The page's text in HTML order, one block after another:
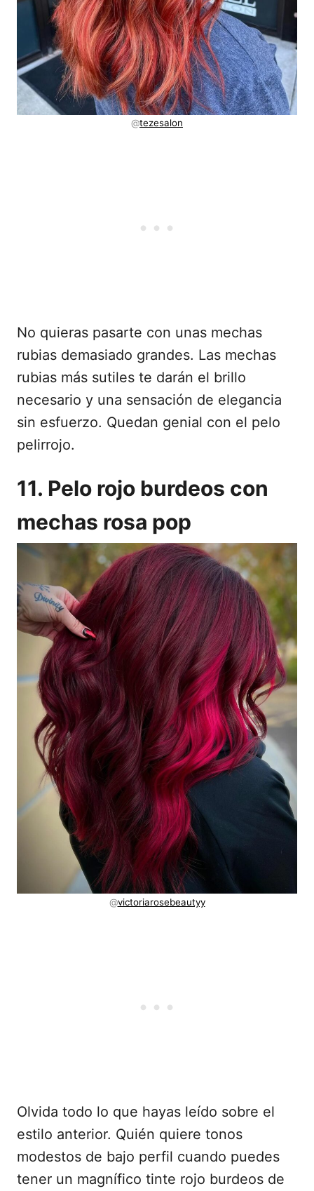
@tezesalon
No quieras pasarte con unas mechas
rubias demasiado grandes. Las mechas
rubias más sutiles te darán el brillo
necesario y una sensación de elegancia
sin esfuerzo. Quedan genial con el pelo
pelirrojo.
11. Pelo rojo burdeos con
mechas rosa pop
@victoriarosebeautyy
Olvida todo lo que hayas leído sobre el
estilo anterior. Quién quiere tonos
modestos de bajo perfil cuando puedes
tener un magnífico tinte rojo burdeos de